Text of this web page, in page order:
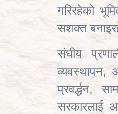
गरिरहेको
सशक्त
संघीय
व्यवस्थापन,
प्रवर्द्धन,
सरकारलाई